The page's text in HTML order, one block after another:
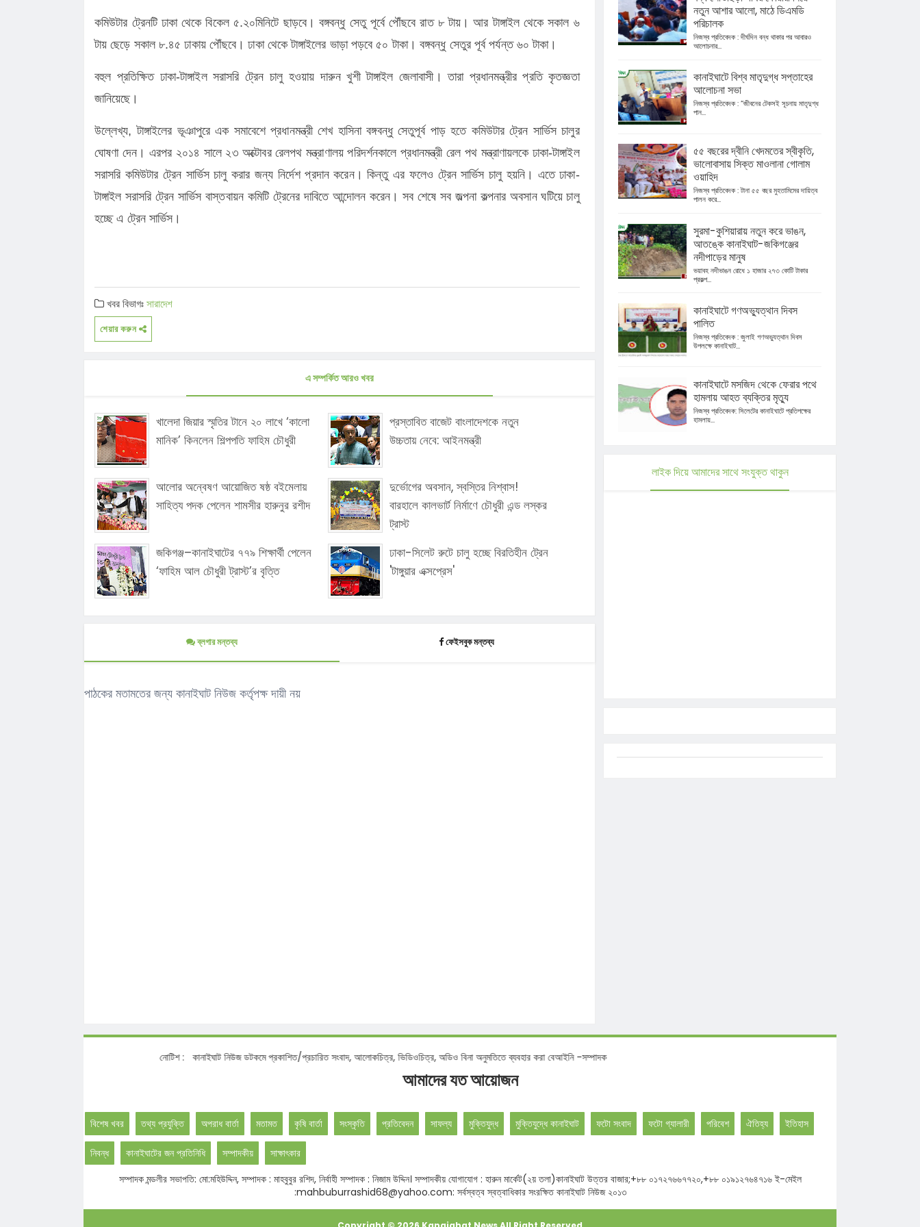
কমিউটার ট্রেনটি ঢাকা থেকে বিকেল ৫.২০মিনিটে ছাড়বে। বঙ্গবন্ধু সেতু পূর্বে পৌঁছবে রাত ৮ টায়। আর টাঙ্গাইল থেকে সকাল ৬
টায় ছেড়ে সকাল ৮.৪৫ ঢাকায় পৌঁছবে। ঢাকা থেকে টাঙ্গাইলের ভাড়া পড়বে ৫০ টাকা। বঙ্গবন্ধু সেতুর পূর্ব পর্যন্ত ৬০ টাকা।
বহুল প্রতিক্ষিত ঢাকা-টাঙ্গাইল সরাসরি ট্রেন চালু হওয়ায় দারুন খুশী টাঙ্গাইল জেলাবাসী। তারা প্রধানমন্ত্রীর প্রতি কৃতজ্ঞতা
জানিয়েছে।
উল্লেখ্য, টাঙ্গাইলের ভূঞাপুরে এক সমাবেশে প্রধানমন্ত্রী শেখ হাসিনা বঙ্গবন্ধু সেতুপূর্ব পাড় হতে কমিউটার ট্রেন সার্ভিস চালুর
ঘোষণা দেন। এরপর ২০১৪ সালে ২৩ অক্টোবর রেলপথ মন্ত্রাণালয় পরিদর্শনকালে প্রধানমন্ত্রী রেল পথ মন্ত্রাণায়লকে ঢাকা-টাঙ্গাইল
সরাসরি কমিউটার ট্রেন সার্ভিস চালু করার জন্য নির্দেশ প্রদান করেন। কিন্তু এর ফলেও ট্রেন সার্ভিস চালু হয়নি। এতে ঢাকা-
টাঙ্গাইল সরাসরি ট্রেন সার্ভিস বাস্তবায়ন কমিটি ট্রেনের দাবিতে আন্দোলন করেন। সব শেষে সব জল্পনা কল্পনার অবসান ঘটিয়ে চালু
হচ্ছে এ ট্রেন সার্ভিস।
খবর বিভাগঃসারাদেশ
শেয়ার করুন
এ সম্পর্কিত আরও খবর
খালেদা জিয়ার স্মৃতির টানে ২০ লাখে ‘কালো
মানিক’ কিনলেন শিল্পপতি ফাহিম চৌধুরী
প্রস্তাবিত বাজেট বাংলাদেশকে নতুন
উচ্চতায় নেবে: আইনমন্ত্রী
আলোর অন্বেষণ আয়োজিত ষষ্ঠ বইমেলায়
সাহিত্য পদক পেলেন শামসীর হারুনুর রশীদ
দুর্ভোগের অবসান, স্বস্তির নিশ্বাস!
বারহালে কালভার্ট নির্মাণে চৌধুরী এন্ড লস্কর
ট্রাস্ট
জকিগঞ্জ–কানাইঘাটের ৭৭৯ শিক্ষার্থী পেলেন
‘ফাহিম আল চৌধুরী ট্রাস্ট’র বৃত্তি
ঢাকা-সিলেট রুটে চালু হচ্ছে বিরতিহীন ট্রেন
'টাঙ্গুয়ার এক্সপ্রেস'
ব্লগার মন্তব্য ফেইসবুক মন্তব্য
পাঠকের মতামতের জন্য কানাইঘাট নিউজ কর্তৃপক্ষ দায়ী নয়
নতুন আশার আলো, মাঠে ডিএমডি
পরিচালক
নিজস্ব প্রতিবেদক : দীর্ঘদিন বন্ধ থাকার পর আবারও
আলোচনার...
কানাইঘাটে বিশ্ব মাতৃদুগ্ধ সপ্তাহের
আলোচনা সভা
নিজস্ব প্রতিবেদক : “জীবনের টেকসই সূচনায় মাতৃদুগ্ধ
পান...
৫৫ বছরের দ্বীনি খেদমতের স্বীকৃতি,
ভালোবাসায় সিক্ত মাওলানা গোলাম
ওয়াহিদ
নিজস্ব প্রতিবেদক : টানা ৫৫ বছর মুহতামিমের দায়িত্ব
পালন করে...
সুরমা-কুশিয়ারায় নতুন করে ভাঙন,
আতঙ্কে কানাইঘাট-জকিগঞ্জের
নদীপাড়ের মানুষ
ভয়াবহ নদীভাঙন রোধে ১ হাজার ২৭৩ কোটি টাকার
প্রকল্প...
কানাইঘাটে গণঅভ্যুত্থান দিবস
পালিত
নিজস্ব প্রতিবেদক : জুলাই গণঅভ্যুত্থান দিবস
উপলক্ষে কানাইঘাট...
কানাইঘাটে মসজিদ থেকে ফেরার পথে
হামলায় আহত ব্যক্তির মৃত্যু
নিজস্ব প্রতিবেদক: সিলেটের কানাইঘাটে প্রতিপক্ষের
হামলায়...
লাইক দিয়ে আমাদের সাথে সংযুক্ত থাকুন
কানাইঘাট নিউজ ডটকমে প্রকাশিত/প্রচারিত সংবাদ, আলোকচিত্র, ভিডিওচিত্র, অডিও বিনা অনুমতিতে ব্যবহার করা বেআইনি -সম্পাদক
আমাদের যত আয়োজন
বিশেষ খবর তথ্য প্রযুক্তি অপরাধ বার্তা মতামত কৃষি বার্তা সংস্কৃতি প্রতিবেদন সাফল্য মুক্তিযুদ্ধ মুক্তিযুদ্ধে কানাইঘাট ফটো সংবাদ ফটো গ্যালারী পরিবেশ ঐতিহ্য ইতিহাস
নিবন্ধ কানাইঘাটের জন প্রতিনিধি সম্পাদকীয়
সাক্ষাৎকার
সম্পাদক মন্ডলীর সভাপতি: মো:মহিউদ্দিন, সম্পাদক : মাহবুবুর রশিদ, নির্বাহী সম্পাদক : নিজাম উদ্দিন। সম্পাদকীয় যোগাযোগ : হারুন মার্কেট(২য় তলা)কানাইঘাট উত্তর বাজার;+৮৮ ০১৭২৭৬৬৭৭২০,+৮৮ ০১৯১২৭৬৪৭১৬ ই-মেইল
:mahbuburrashid68@yahoo.com: সর্বস্বত্ব স্বত্বাধিকার সংরক্ষিত কানাইঘাট নিউজ ২০১৩